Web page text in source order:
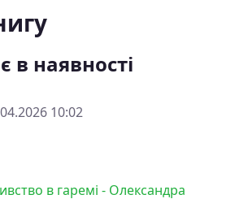
в наявності
10:02
в гаремі - Олександра